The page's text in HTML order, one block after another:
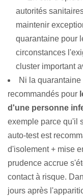
autorités
maintenir
quarantaine pour
circonstances
cluster important
Ni la
recommandés pour
d'une personne
exemple parce qu'il
auto-test est
d'isolement + mise
prudence accrue
contact à risque.
jours après